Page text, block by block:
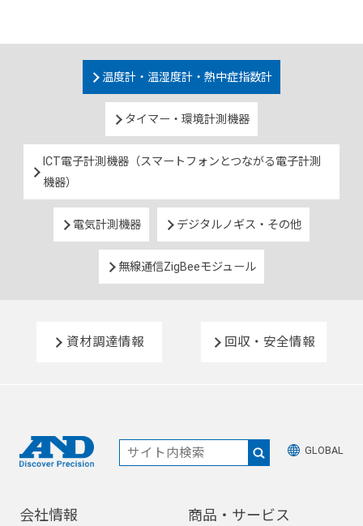
温度計・温湿度計・熱中症指数計
タイマー・環境計測機器
ICT電子計測機器（スマートフォンとつながる電子計測
機器）
電気計測機器 デジタルノギス・その他
無線通信ZigBeeモジュール
資材調達情報 回収・安全情報
GLOBAL
会社情報 商品・サービス